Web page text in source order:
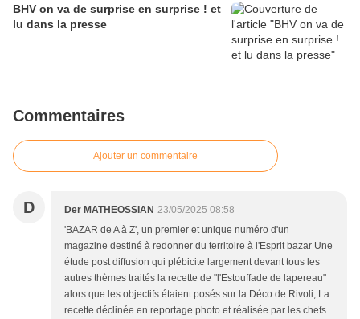
BHV on va de surprise en surprise ! et
lu dans la presse
Commentaires
Ajouter un commentaire
D Der MATHEOSSIAN 23/05/2025 08:58
'BAZAR de A à Z', un premier et unique numéro d'un
magazine destiné à redonner du territoire à l'Esprit bazar Une
étude post diffusion qui plébicite largement devant tous les
autres thèmes traités la recette de "l'Estouffade de lapereau"
alors que les objectifs étaient posés sur la Déco de Rivoli, La
recette déclinée en reportage photo et réalisée par les chefs